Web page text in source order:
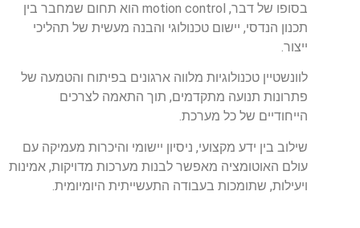
בסופו של דבר, motion control הוא תחום שמחבר בין
תכנון הנדסי, יישום טכנולוגי והבנה מעשית של תהליכי
ייצור.
לוונשטיין טכנולוגיות מלווה ארגונים בפיתוח והטמעה של
פתרונות תנועה מתקדמים, תוך התאמה לצרכים
הייחודיים של כל מערכת.
שילוב בין ידע מקצועי, ניסיון יישומי והיכרות מעמיקה עם
עולם האוטומציה מאפשר לבנות מערכות מדויקות, אמינות
ויעילות, שתומכות בעבודה התעשייתית היומיומית.